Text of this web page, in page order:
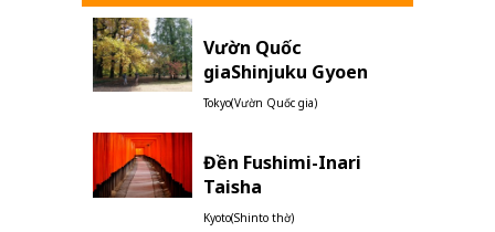
Vườn Quốc
giaShinjuku Gyoen
Tokyo(Vườn Quốc gia)
Đền Fushimi-Inari
Taisha
Kyoto(Shinto thờ)